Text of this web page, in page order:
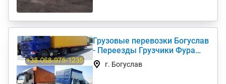
Грузовые перевозки Богуслав
- Переезды Грузчики Фура
Газельг. Богуслав